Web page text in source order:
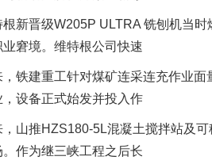
晋级W205P ULTRA 铣刨机当时
窘境。维特根公司快速
建重工针对煤矿连采连充作业面
，设备正式始发并投入作
推HZS180-5L混凝土搅拌站及可
作为继三峡工程之后长